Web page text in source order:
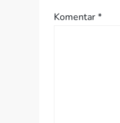
Komentar*